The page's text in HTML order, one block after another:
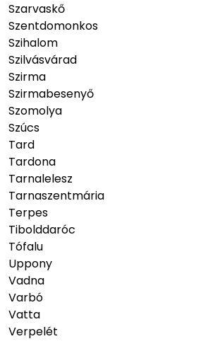
Szarvaskő
Szentdomonkos
Szihalom
Szilvásvárad
Szirma
Szirmabesenyő
Szomolya
Szúcs
Tard
Tardona
Tarnalelesz
Tarnaszentmária
Terpes
Tibolddaróc
Tófalu
Uppony
Vadna
Varbó
Vatta
Verpelét